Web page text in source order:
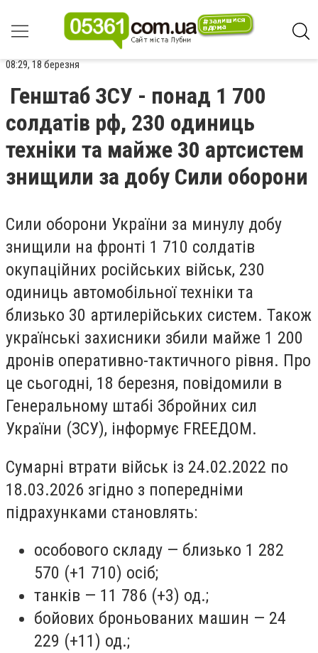
08:29, 18 березня
Генштаб ЗСУ - понад 1 700
солдатів рф, 230 одиниць
техніки та майже 30 артсистем
знищили за добу Сили оборони
Сили оборони України за минулу добу
знищили на фронті 1 710 солдатів
окупаційних російських військ, 230
одиниць автомобільної техніки та
близько 30 артилерійських систем. Також
українські захисники збили майже 1 200
дронів оперативно-тактичного рівня. Про
це сьогодні, 18 березня, повідомили в
Генеральному штабі Збройних сил
України (ЗСУ), інформує FREEДОМ.
Сумарні втрати військ із 24.02.2022 по
18.03.2026 згідно з попередніми
підрахунками становлять:
особового складу — близько 1 282
570 (+1 710) осіб;
танків — 11 786 (+3) од.;
бойових броньованих машин — 24
229 (+11) од.;